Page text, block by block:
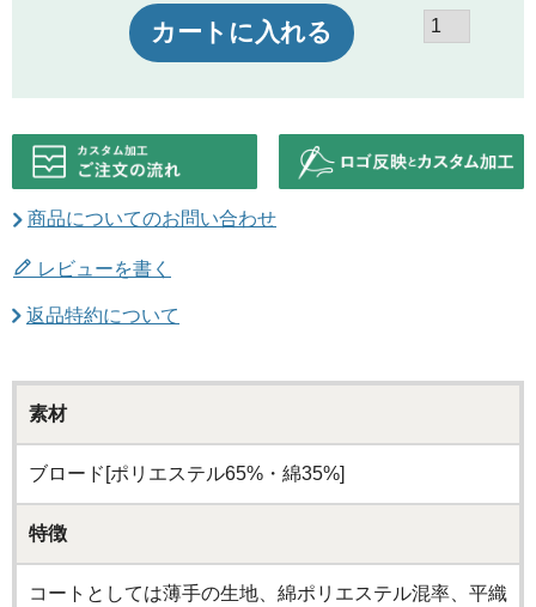
カートに入れる
商品についてのお問い合わせ
レビューを書く
返品特約について
素材
ブロード[ポリエステル65%・綿35%]
特徴
コートとしては薄手の生地、綿ポリエステル混率、平織